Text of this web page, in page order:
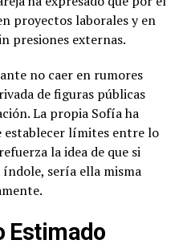
proyectos laborales y en
presiones externas.
no caer en rumores
de figuras públicas
La propia Sofía ha
establecer límites entre lo
la idea de que si
sería ella misma
Estimado